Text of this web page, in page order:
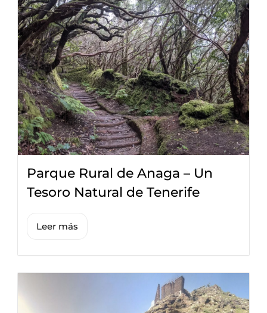
Parque Rural de Anaga – Un
Tesoro Natural de Tenerife
Leer más